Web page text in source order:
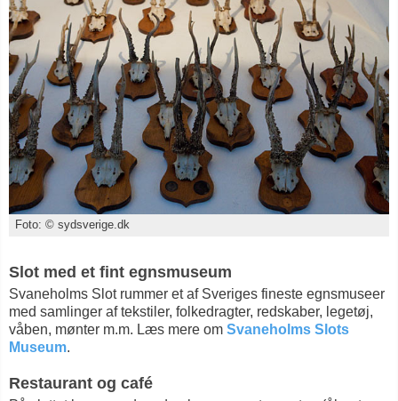
Foto: © sydsverige.dk
Slot med et fint egnsmuseum
Svaneholms Slot rummer et af Sveriges fineste egnsmuseer
med samlinger af tekstiler, folkedragter, redskaber, legetøj,
våben, mønter m.m. Læs mere om Svaneholms Slots
Museum.
Restaurant og café